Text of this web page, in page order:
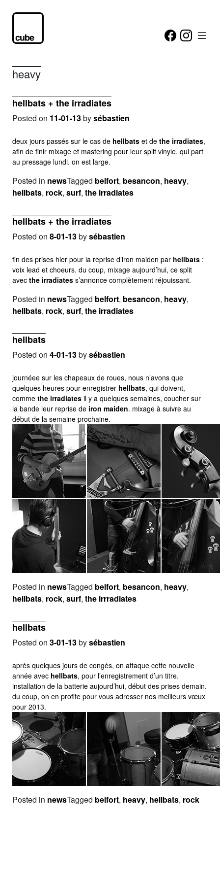
heavy
hellbats + the irradiates
Posted on 11-01-13bysébastien
deux jours passés sur le cas de hellbats et de the irradiates,
afin de finir mixage et mastering pour leur split vinyle, qui part
au pressage lundi. on est large.
Posted in newsTagged belfort, besancon, heavy,
hellbats, rock, surf, the irradiates
hellbats + the irradiates
Posted on 8-01-13bysébastien
fin des prises hier pour la reprise d’iron maiden par hellbats :
voix lead et choeurs. du coup, mixage aujourd’hui, ce split
avec the irradiates s’annonce complètement réjouissant.
Posted in newsTagged belfort, besancon, heavy,
hellbats, rock, surf, the irradiates
hellbats
Posted on 4-01-13bysébastien
journéee sur les chapeaux de roues, nous n’avons que
quelques heures pour enregistrer hellbats, qui doivent,
comme the irradiates il y a quelques semaines, coucher sur
la bande leur reprise de iron maiden. mixage à suivre au
début de la semaine prochaine.
Posted in newsTagged belfort, besancon, heavy,
hellbats, rock, surf, the irrradiates
hellbats
Posted on 3-01-13bysébastien
après quelques jours de congés, on attaque cette nouvelle
année avec hellbats, pour l’enregistrement d’un titre.
installation de la batterie aujourd’hui, début des prises demain.
du coup, on en profite pour vous adresser nos meilleurs vœux
pour 2013.
Posted in newsTagged belfort, heavy, hellbats, rock